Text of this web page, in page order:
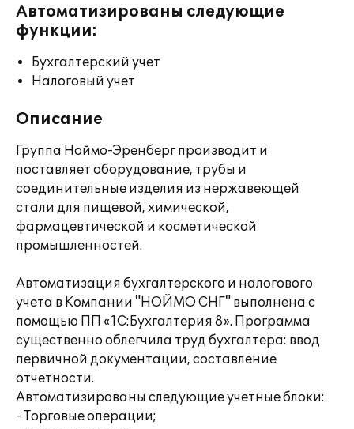
Автоматизированы следующие
функции:
Бухгалтерский учет
Налоговый учет
Описание
Группа Ноймо-Эренберг производит и
поставляет оборудование, трубы и
соединительные изделия из нержавеющей
стали для пищевой, химической,
фармацевтической и косметической
промышленностей.
Автоматизация бухгалтерского и налогового
учета в Компании "НОЙМО СНГ" выполнена с
помощью ПП «1С:Бухгалтерия 8». Программа
существенно облегчила труд бухгалтера: ввод
первичной документации, составление
отчетности.
Автоматизированы следующие учетные блоки:
- Торговые операции;